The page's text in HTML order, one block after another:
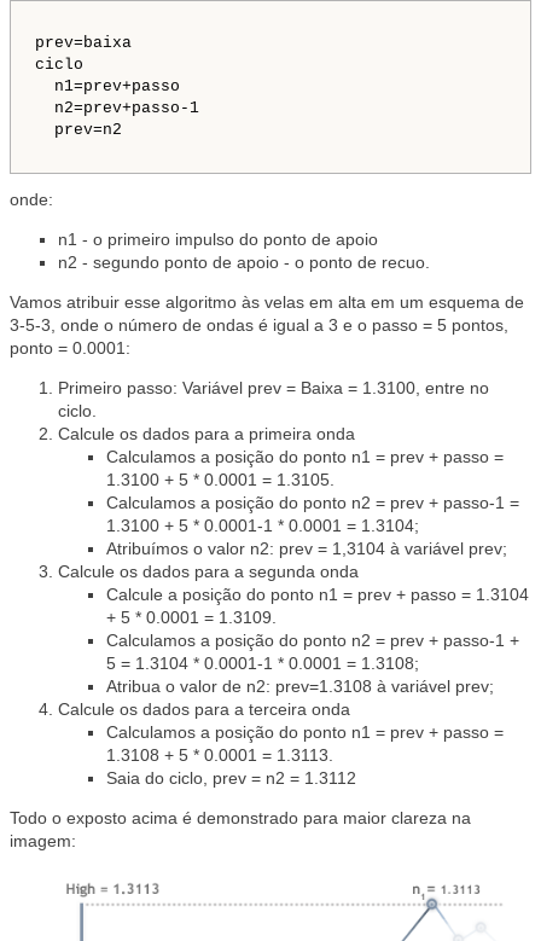
prev=baixa
ciclo
n1=prev+passo
n2=prev+passo-1
prev=n2
onde:
n1 - o primeiro impulso do ponto de apoio
n2 - segundo ponto de apoio - o ponto de recuo.
Vamos atribuir esse algoritmo às velas em alta em um esquema de
3-5-3, onde o número de ondas é igual a 3 e o passo = 5 pontos,
ponto = 0.0001:
Primeiro passo: Variável prev = Baixa = 1.3100, entre no
ciclo.
Calcule os dados para a primeira onda
Calculamos a posição do ponto n1 = prev + passo =
1.3100 + 5 * 0.0001 = 1.3105.
Calculamos a posição do ponto n2 = prev + passo-1 =
1.3100 + 5 * 0.0001-1 * 0.0001 = 1.3104;
Atribuímos o valor n2: prev = 1,3104 à variável prev;
Calcule os dados para a segunda onda
Calcule a posição do ponto n1 = prev + passo = 1.3104
+ 5 * 0.0001 = 1.3109.
Calculamos a posição do ponto n2 = prev + passo-1 +
5 = 1.3104 * 0.0001-1 * 0.0001 = 1.3108;
Atribua o valor de n2: prev=1.3108 à variável prev;
Calcule os dados para a terceira onda
Calculamos a posição do ponto n1 = prev + passo =
1.3108 + 5 * 0.0001 = 1.3113.
Saia do ciclo, prev = n2 = 1.3112
Todo o exposto acima é demonstrado para maior clareza na
imagem: